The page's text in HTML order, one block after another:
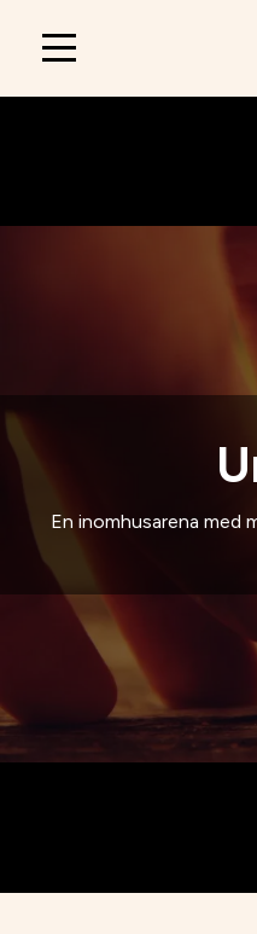
Main
En inomhusarena med